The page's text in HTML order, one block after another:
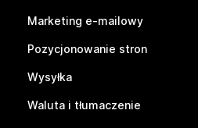
Marketing e-mailowy
Pozycjonowanie stron
Wysyłka
Waluta i tłumaczenie